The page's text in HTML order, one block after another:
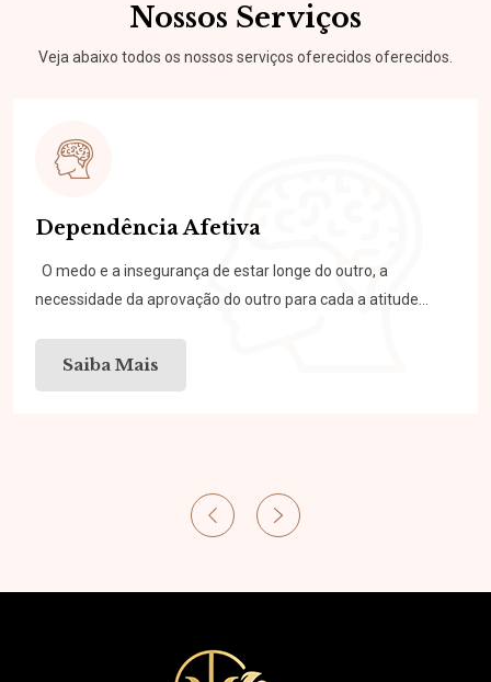
Nossos Serviços
Veja abaixo todos os nossos serviços oferecidos oferecidos.
Dependência Afetiva
O medo e a insegurança de estar longe do outro, a
necessidade da aprovação do outro para cada a atitude...
Saiba Mais